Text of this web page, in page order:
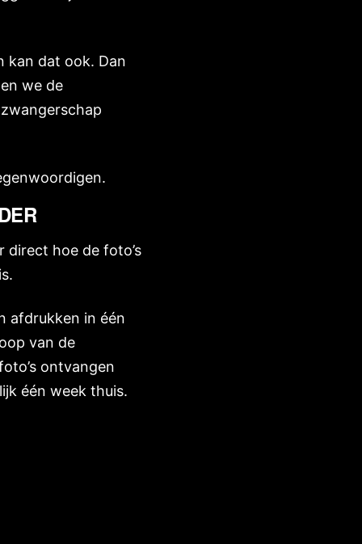
kan dat ook. Dan
we de
direct hoe de foto’s
afdrukken in één
van de
ontvangen
één week thuis.